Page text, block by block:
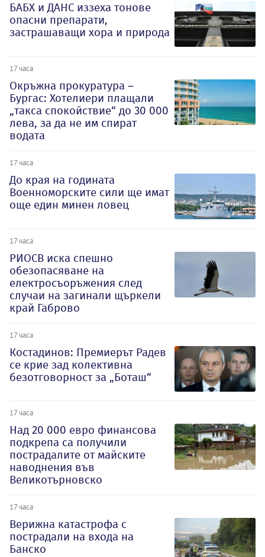
БАБХ и ДАНС иззеха тонове
опасни препарати,
застрашаващи хора и природа
17 часа
Окръжна прокуратура –
Бургас: Хотелиери плащали
„такса спокойствие“ до 30 000
лева, за да не им спират
водата
17 часа
До края на годината
Военноморските сили ще имат
още един минен ловец
17 часа
РИОСВ иска спешно
обезопасяване на
електросъоръжения след
случаи на загинали щъркели
край Габрово
17 часа
Костадинов: Премиерът Радев
се крие зад колективна
безотговорност за „Боташ“
17 часа
Над 20 000 евро финансова
подкрепа са получили
пострадалите от майските
наводнения във
Великотърновско
17 часа
Верижна катастрофа с
пострадали на входа на
Банско